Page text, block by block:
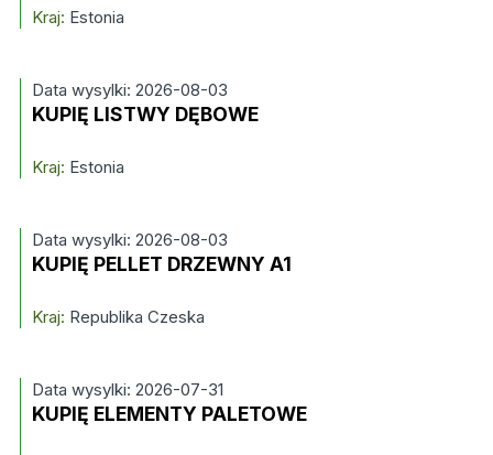
Kraj: Estonia
Data wysylki: 2026-08-03
KUPIĘ LISTWY DĘBOWE
Kraj: Estonia
Data wysylki: 2026-08-03
KUPIĘ PELLET DRZEWNY A1
Kraj: Republika Czeska
Data wysylki: 2026-07-31
KUPIĘ ELEMENTY PALETOWE